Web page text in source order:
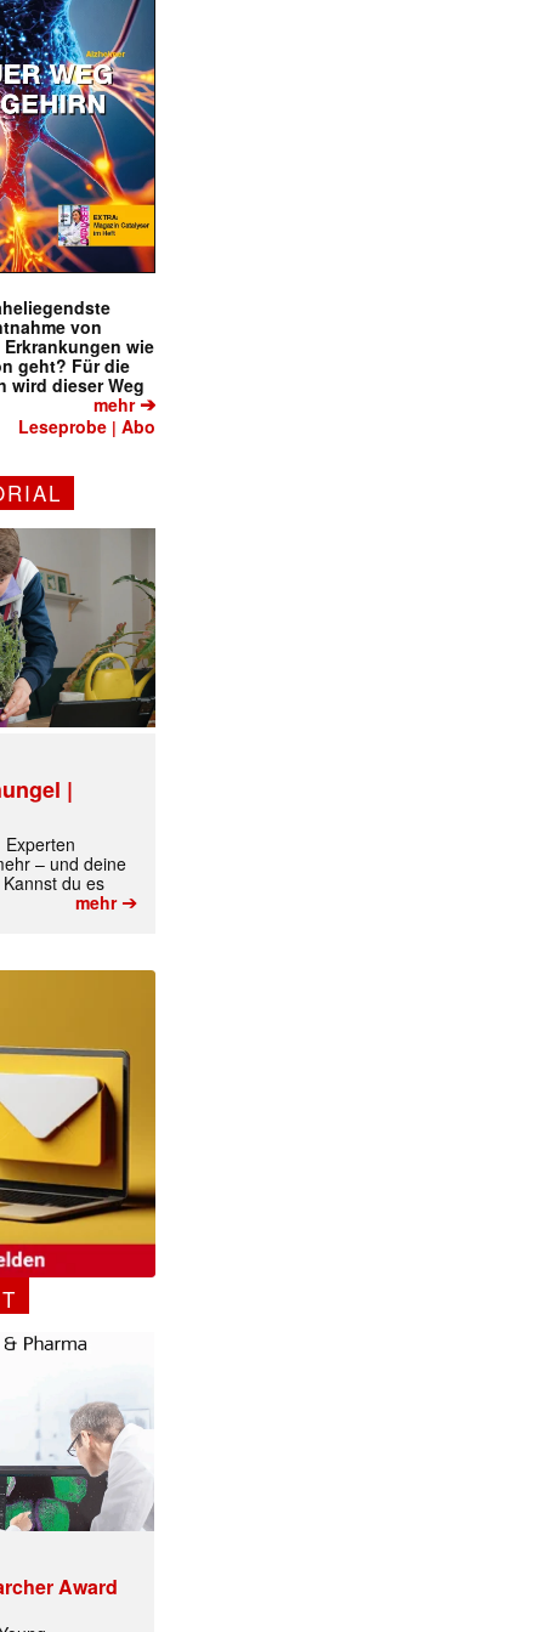
von
wie
geht? Für die
wird dieser Weg
mehr➔
Leseprobe |Abo
|
Experten
– und deine
du es
mehr➔
Award